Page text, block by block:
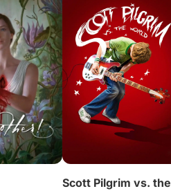
Scott Pilgrim vs. the